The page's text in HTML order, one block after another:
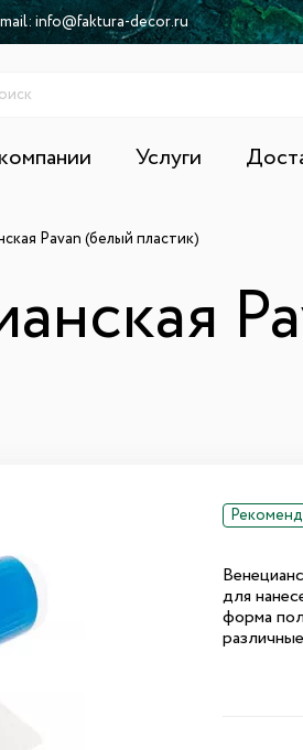
mail: info@faktura-decor.ru
Услуги
Pavan (белый пластик)
для
форма